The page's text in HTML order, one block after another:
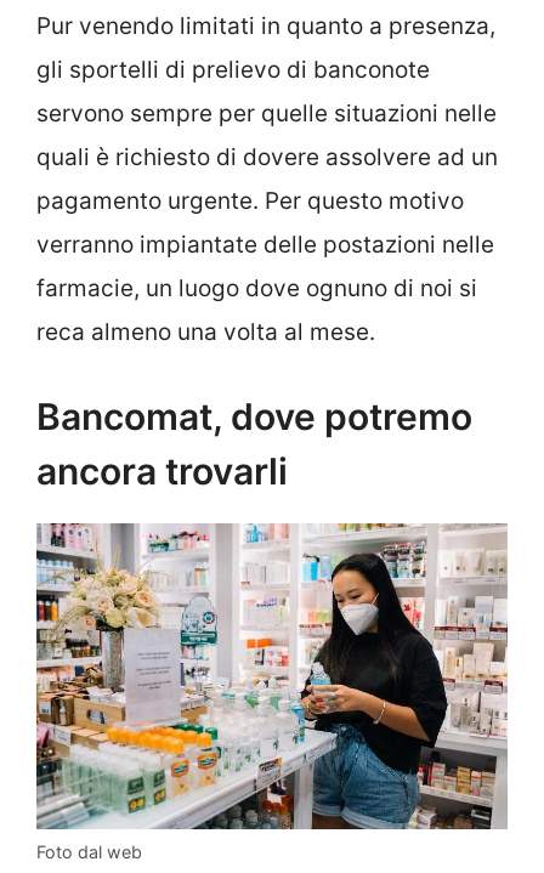
Pur venendo limitati in quanto a presenza,
gli sportelli di prelievo di banconote
servono sempre per quelle situazioni nelle
quali è richiesto di dovere assolvere ad un
pagamento urgente. Per questo motivo
verranno impiantate delle postazioni nelle
farmacie, un luogo dove ognuno di noi si
reca almeno una volta al mese.
Bancomat, dove potremo
ancora trovarli
Foto dal web